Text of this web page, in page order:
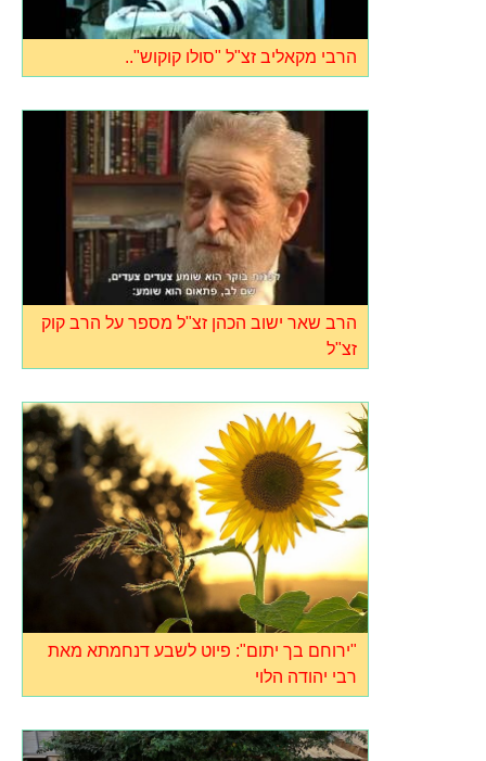
הרבי מקאליב זצ"ל "סולו קוקוש"..
הרב שאר ישוב הכהן זצ"ל מספר על הרב קוק
זצ"ל
"ירוחם בך יתום": פיוט לשבע דנחמתא מאת
רבי יהודה הלוי